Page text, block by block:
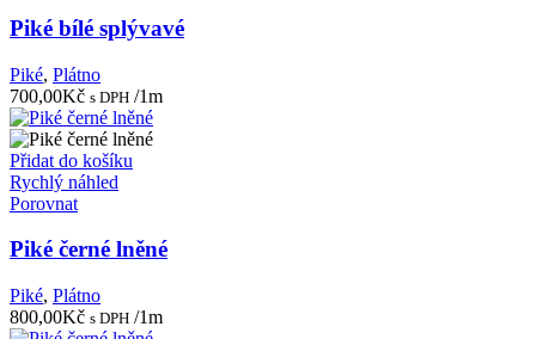
Piké bílé splývavé
Piké, Plátno
700,00Kč s DPH /1m
Přidat do košíku
Rychlý náhled
Porovnat
Piké černé lněné
Piké, Plátno
800,00Kč s DPH /1m